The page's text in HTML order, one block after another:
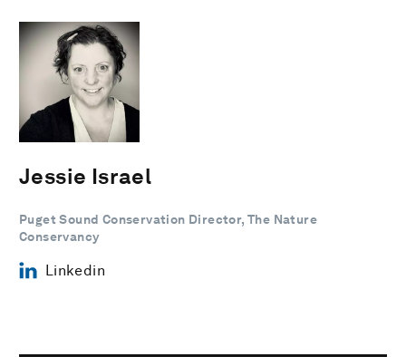
Jessie Israel
Puget Sound Conservation Director, The Nature
Conservancy
Linkedin